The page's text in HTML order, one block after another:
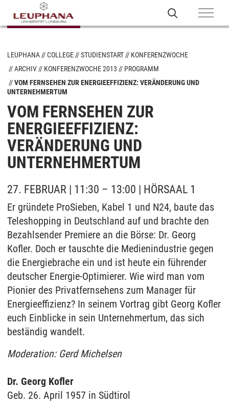
LEUPHANA COLLEGE STUDIENSTART
KONFERENZWOCHE
ARCHIV
KONFERENZWOCHE 2013
PROGRAMM
VOM FERNSEHEN ZUR ENERGIEEFFIZIENZ: VERÄNDERUNG UND
UNTERNEHMERTUM
VOM FERNSEHEN ZUR
ENERGIEEFFIZIENZ:
VERÄNDERUNG UND
UNTERNEHMERTUM
27. FEBRUAR | 11:30 – 13:00 | HÖRSAAL 1
Er gründete ProSieben, Kabel 1 und N24, baute das
Teleshopping in Deutschland auf und brachte den
Bezahlsender Premiere an die Börse: Dr. Georg
Kofler. Doch er tauschte die Medienindustrie gegen
die Energiebrache ein und ist heute ein führender
deutscher Energie-Optimierer. Wie wird man vom
Pionier des Privatfernsehens zum Manager für
Energieeffizienz? In seinem Vortrag gibt Georg Kofler
euch Einblicke in sein Unternehmertum, das sich
beständig wandelt.
Moderation: Gerd Michelsen
Dr. Georg Kofler
Geb. 26. April 1957 in Südtirol